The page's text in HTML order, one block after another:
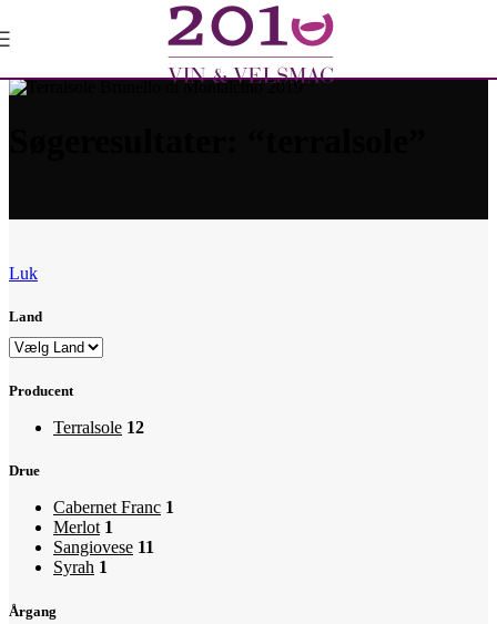
Luk
Land
Producent
Terralsole 12
Drue
Cabernet Franc 1
Merlot 1
Sangiovese 11
Syrah 1
Årgang